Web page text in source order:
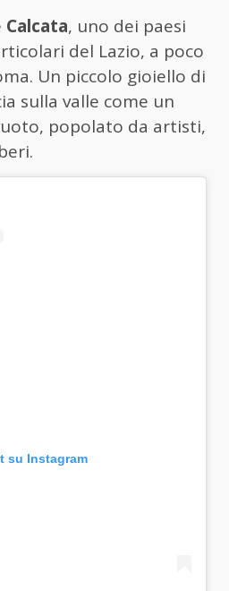
Calcata, uno dei paesi
del Lazio, a poco
Un piccolo gioiello di
sulla valle come un
popolato da artisti,
su Instagram